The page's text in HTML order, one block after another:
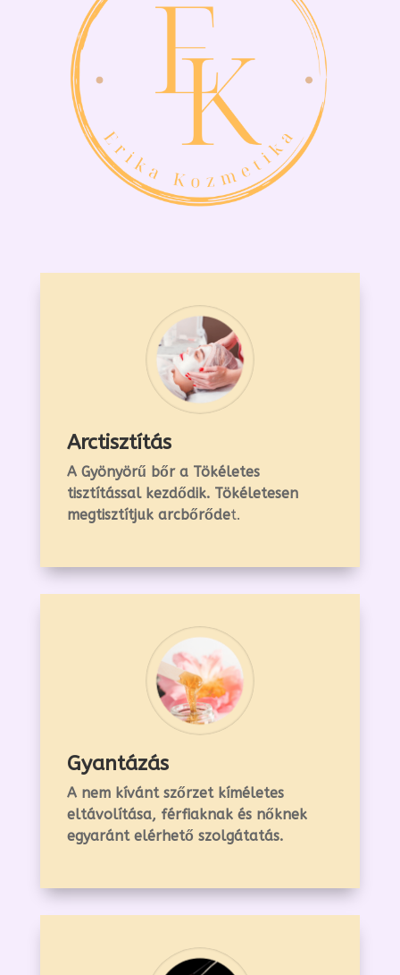
Arctisztítás
A Gyönyörű bőr a Tökéletes
tisztítással kezdődik. Tökéletesen
megtisztítjuk arcbőrődet.
Gyantázás
A nem kívánt szőrzet kíméletes
eltávolítása, férfiaknak és nőknek
egyaránt elérhető szolgátatás.